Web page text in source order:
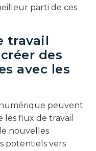
parti de ces
travail
des
avec les
peuvent
flux de travail
nouvelles
potentiels vers